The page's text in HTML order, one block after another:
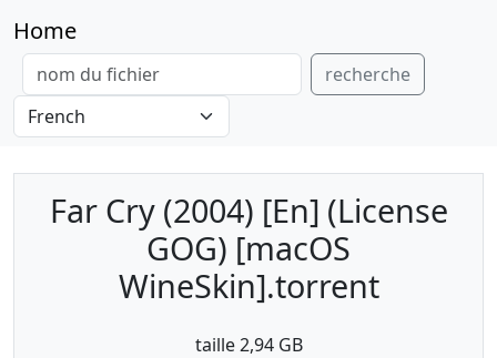
Home
recherche
Far Cry (2004) [En] (License
GOG) [macOS
WineSkin].torrent
taille 2,94 GB